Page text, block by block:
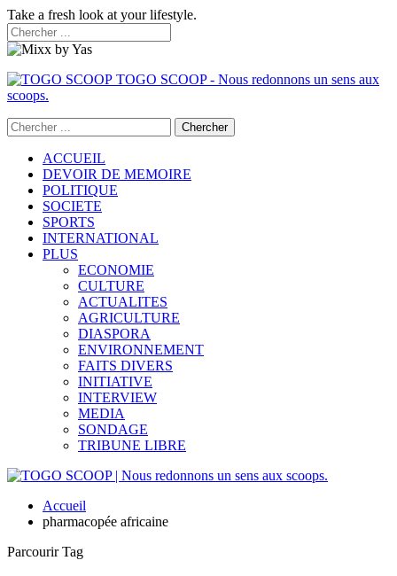
Take a fresh look at your lifestyle.
TOGO SCOOP - Nous redonnons un sens aux
scoops.
ACCUEIL
DEVOIR DE MEMOIRE
POLITIQUE
SOCIETE
SPORTS
INTERNATIONAL
PLUS
ECONOMIE
CULTURE
ACTUALITES
AGRICULTURE
DIASPORA
ENVIRONNEMENT
FAITS DIVERS
INITIATIVE
INTERVIEW
MEDIA
SONDAGE
TRIBUNE LIBRE
Accueil
pharmacopée africaine
Parcourir Tag